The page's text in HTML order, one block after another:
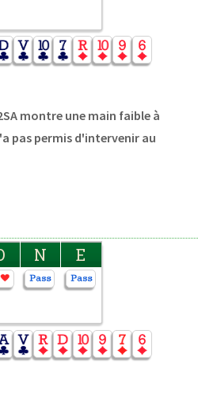
montre une main faible à
pas permis d'intervenir au
N E